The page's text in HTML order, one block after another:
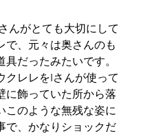
んがとても大切にして
で、元々は奥さんのも
具だったみたいです。
クレレをIさんが使って
に飾っていた所から落
このような無残な姿に
で、かなりショックだ